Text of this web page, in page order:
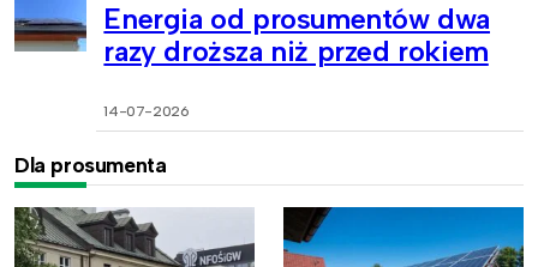
Energia od prosumentów dwa
razy droższa niż przed rokiem
14-07-2026
Dla prosumenta